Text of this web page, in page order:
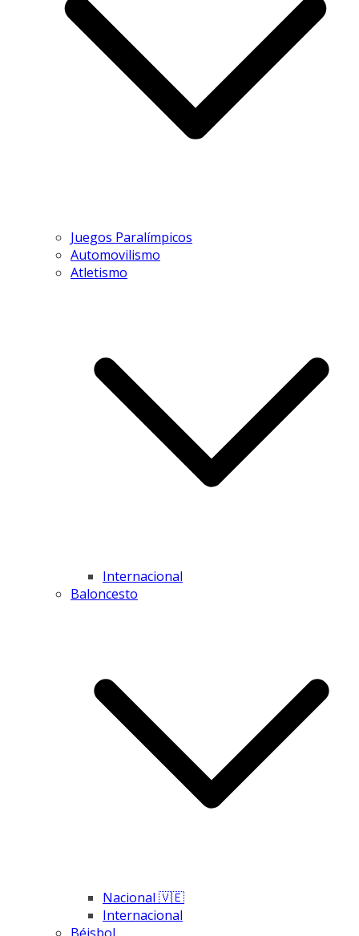
Juegos Paralímpicos
Automovilismo
Atletismo
Internacional
Baloncesto
Nacional 🇻🇪
Internacional